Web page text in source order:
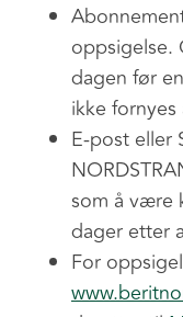
oppsigelse.
dagen før
ikke
E-post eller
som å være
dager etter
For